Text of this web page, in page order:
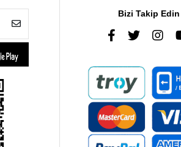
Bizi Takip Edin